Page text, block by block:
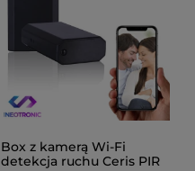
Box z kamerą Wi-Fi
detekcja ruchu Ceris PIR